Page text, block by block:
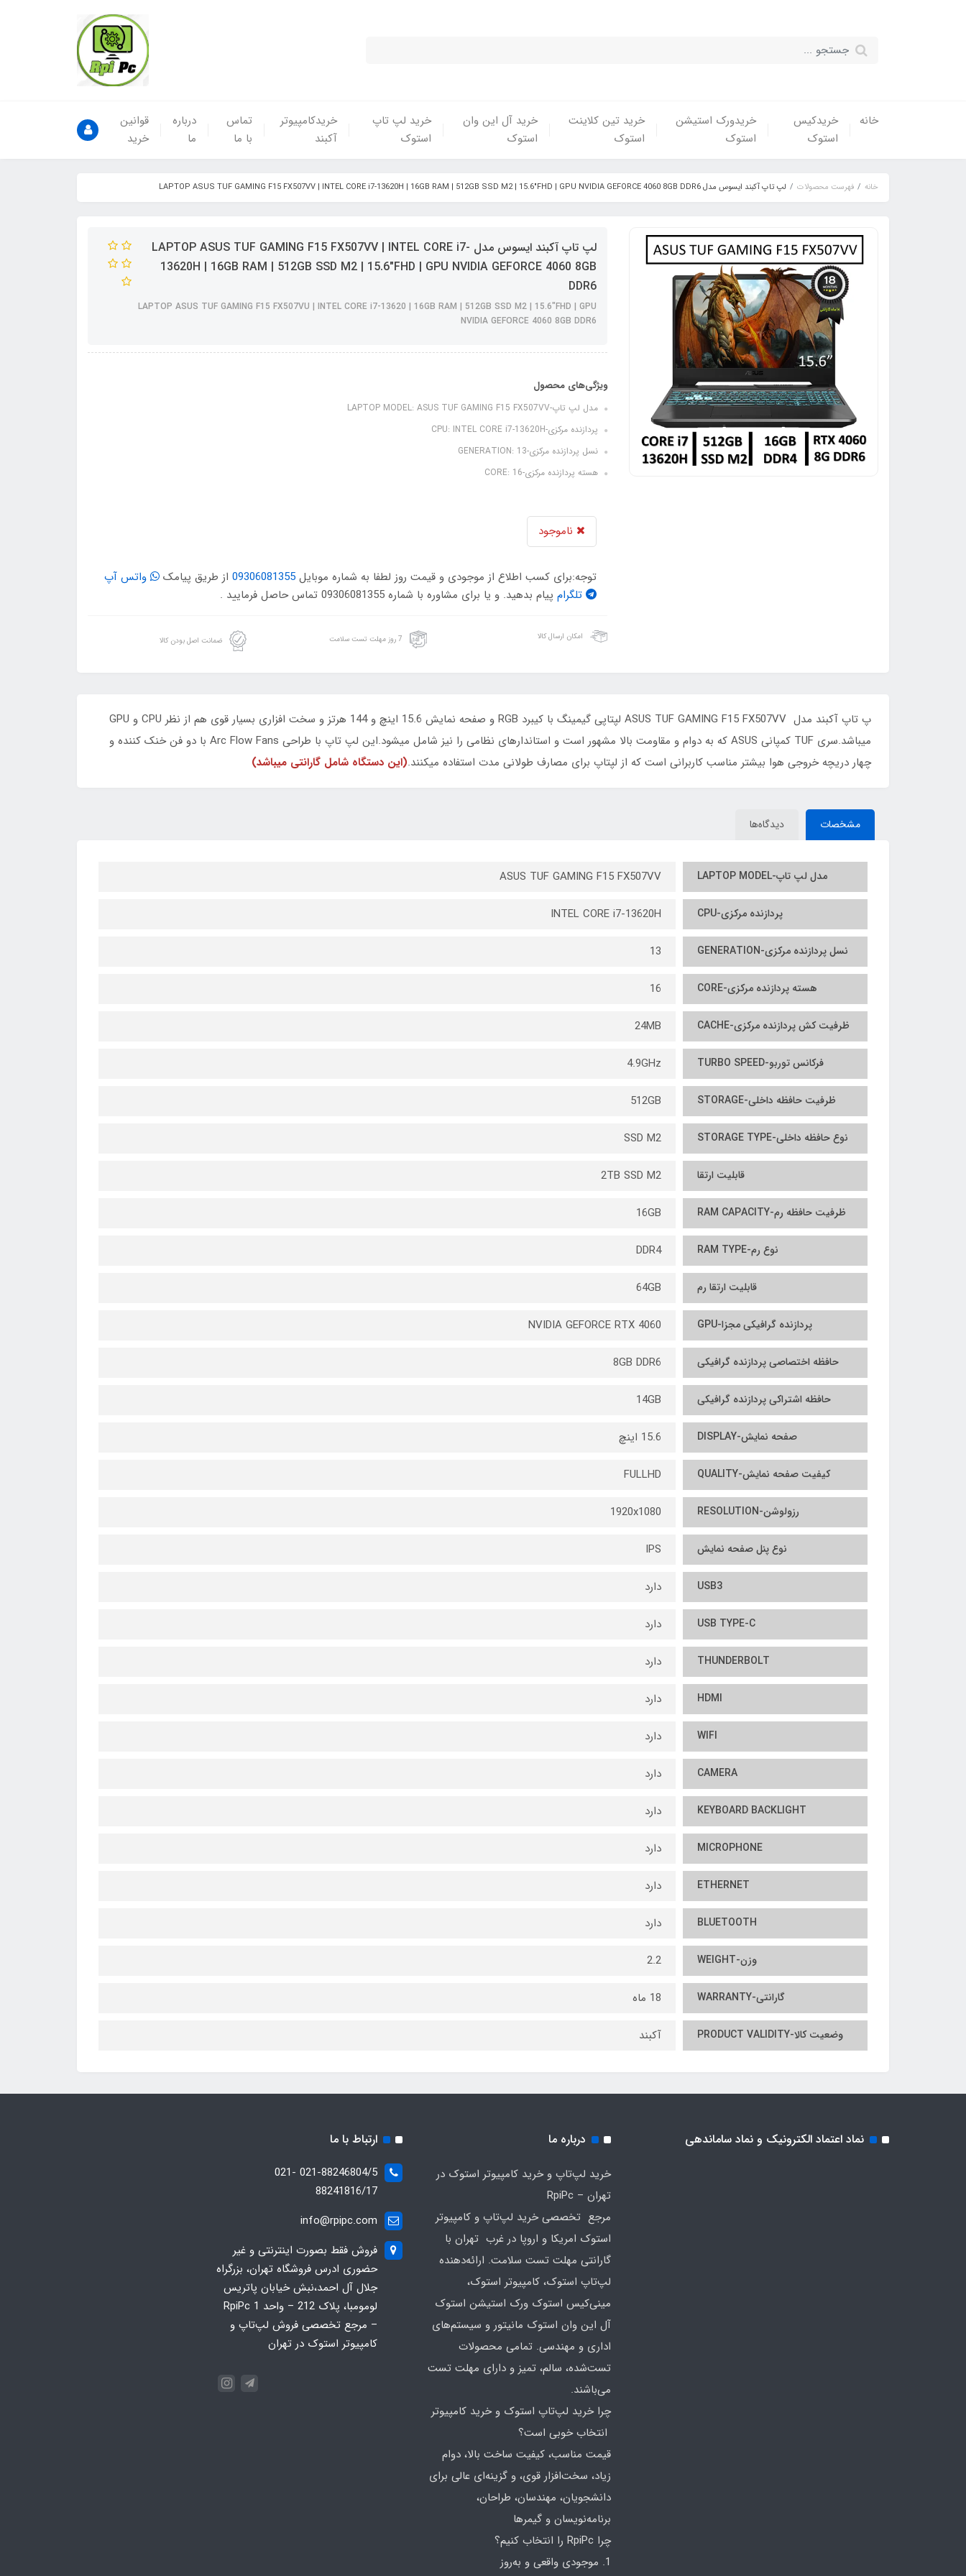
خانه
خریدکیس
استوک
خریدورک استیشن
استوک
خرید تین کلاینت
استوک
خرید آل این وان
استوک
خرید لپ تاپ
استوک
خریدکامپیوتر
آکبند
تماس
با ما
درباره
ما
قوانین
خرید
خانه فهرست محصولات لپ تاپ آکبند ایسوس مدل LAPTOP ASUS TUF GAMING F15 FX507VV | INTEL CORE i7-13620H | 16GB RAM | 512GB SSD M2 | 15.6"FHD | GPU NVIDIA GEFORCE 4060 8GB DDR6
لپ تاپ آکبند ایسوس مدل LAPTOP ASUS TUF GAMING F15 FX507VV | INTEL CORE i7-
13620H | 16GB RAM | 512GB SSD M2 | 15.6"FHD | GPU NVIDIA GEFORCE 4060 8GB
DDR6
LAPTOP ASUS TUF GAMING F15 FX507VU | INTEL CORE i7-13620 | 16GB RAM | 512GB SSD M2 | 15.6"FHD | GPU
NVIDIA GEFORCE 4060 8GB DDR6
ویژگی‌های محصول
مدل لپ تاپ-LAPTOP MODEL: ASUS TUF GAMING F15 FX507VV
پردازنده مرکزی-CPU: INTEL CORE i7-13620H
نسل پردازنده مرکزی-GENERATION: 13
هسته پردازنده مرکزی-CORE: 16
ناموجود
توجه:برای کسب اطلاع از موجودی و قیمت روز لطفا به شماره موبایل 09306081355 از طریق پیامک
واتس آپ
تلگرام پیام بدهید. و یا برای مشاوره با شماره 09306081355 تماس حاصل فرمایید .
امکان ارسال کالا 7 روز مهلت تست سلامت ضمانت اصل بودن کالا
پ تاپ آکبند مدل ASUS TUF GAMING F15 FX507VV لپتاپی گیمینگ با کیبرد RGB و صفحه نمایش 15.6 اینچ و 144 هرتز و سخت افزاری بسیار قوی هم از نظر CPU و GPU
میباشد.سری TUF کمپانی ASUS که به دوام و مقاومت بالا مشهور است و استاندارهای نظامی را نیز شامل میشود.این لپ تاپ با طراحی Arc Flow Fans با دو فن خنک کننده و
چهار دریچه خروجی هوا بیشتر مناسب کاربرانی است که از لپتاپ برای مصارف طولانی مدت استفاده میکنند.(این دستگاه شامل گارانتی میباشد)
مشخصات دیدگاه‌ها
مدل لپ تاپ-LAPTOP MODEL ASUS TUF GAMING F15 FX507VV
پردازنده مرکزی-CPU INTEL CORE i7-13620H
نسل پردازنده مرکزی-GENERATION 13
هسته پردازنده مرکزی-CORE 16
ظرفیت کش پردازنده مرکزی-CACHE 24MB
فرکانس توربو-TURBO SPEED 4.9GHz
ظرفیت حافظه داخلی-STORAGE 512GB
نوع حافظه داخلی-STORAGE TYPE SSD M2
قابلیت ارتقا 2TB SSD M2
ظرفیت حافظه رم-RAM CAPACITY 16GB
نوع رم-RAM TYPE DDR4
قابلیت ارتقا رم 64GB
پردازنده گرافیکی مجزا-GPU NVIDIA GEFORCE RTX 4060
حافظه اختصاصی پردازنده گرافیکی 8GB DDR6
حافظه اشتراکی پردازنده گرافیکی 14GB
صفحه نمایش-DISPLAY 15.6 اینچ
کیفیت صفحه نمایش-QUALITY FULLHD
رزولوشن-RESOLUTION 1920x1080
نوع پنل صفحه نمایش IPS
USB3 دارد
USB TYPE-C دارد
THUNDERBOLT دارد
HDMI دارد
WIFI دارد
CAMERA دارد
KEYBOARD BACKLIGHT دارد
MICROPHONE دارد
ETHERNET دارد
BLUETOOTH دارد
وزن-WEIGHT 2.2
گارانتی-WARRANTY 18 ماه
وضعیت کالا-PRODUCT VALIDITY آکبند
نماد اعتماد الکترونیک و نماد ساماندهی درباره ما
خرید لپ‌تاپ و خرید کامپیوتر استوک در
تهران – RpiPc
مرجع تخصصی خرید لپ‌تاپ و کامپیوتر
استوک امریکا و اروپا در غرب تهران با
گارانتی مهلت تست سلامت. ارائه‌دهنده
لپ‌تاپ استوک، کامپیوتر استوک،
مینی‌کیس استوک ورک استیشن استوک
آل این وان استوک مانیتور و سیستم‌های
اداری و مهندسی. تمامی محصولات
تست‌شده، سالم، تمیز و دارای مهلت تست
می‌باشند.
چرا خرید لپ‌تاپ استوک و خرید کامپیوتر
انتخاب خوبی است؟
قیمت مناسب، کیفیت ساخت بالا، دوام
زیاد، سخت‌افزار قوی، و گزینه‌ای عالی برای
دانشجویان، مهندسان، طراحان،
برنامه‌نویسان و گیمرها
چرا RpiPc را انتخاب کنیم؟
1. موجودی واقعی و به‌روز
ارتباط با ما
021-88246804/5 021-
88241816/17
info@rpipc.com
فروش فقط بصورت اینترنتی و غیر
حضوری ادرس فروشگاه تهران، بزرگراه
جلال آل احمد،نبش خیابان پاتریس
لومومبا، پلاک 212 – واحد 1 RpiPc
– مرجع تخصصی فروش لپ‌تاپ و
کامپیوتر استوک در تهران